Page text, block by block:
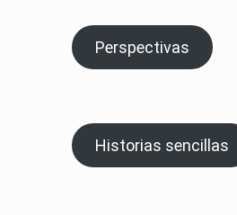
Perspectivas
Historias sencillas